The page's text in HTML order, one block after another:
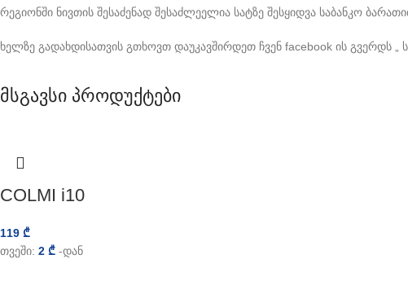
რეგიონში ნივთის შესაძენად შესაძლეელია სატზე შესყიდვა საბანკო
ხელზე გადახდისათვის გთხოვთ დაუკავშირდეთ ჩვენ facebook ის გვერდს „
მსგავსი პროდუქტები
COLMI i10
119 ₾
თვეში: 2 ₾ -დან